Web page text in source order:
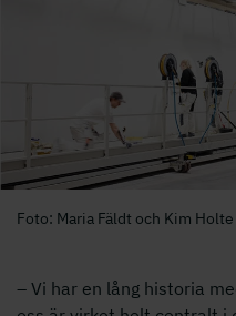
Foto: Maria Fäldt och Kim Holte
– Vi har en lång historia